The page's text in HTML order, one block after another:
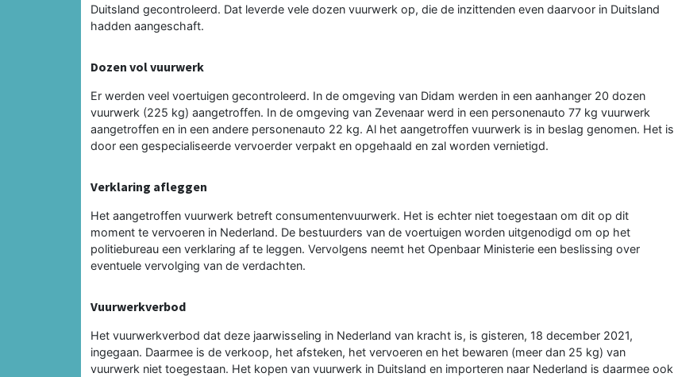
Duitsland gecontroleerd. Dat leverde vele dozen vuurwerk op, die de inzittenden even daarvoor in Duitsland
hadden aangeschaft.
Dozen vol vuurwerk
Er werden veel voertuigen gecontroleerd. In de omgeving van Didam werden in een aanhanger 20 dozen
vuurwerk (225 kg) aangetroffen. In de omgeving van Zevenaar werd in een personenauto 77 kg vuurwerk
aangetroffen en in een andere personenauto 22 kg. Al het aangetroffen vuurwerk is in beslag genomen. Het is
door een gespecialiseerde vervoerder verpakt en opgehaald en zal worden vernietigd.
Verklaring afleggen
Het aangetroffen vuurwerk betreft consumentenvuurwerk. Het is echter niet toegestaan om dit op dit
moment te vervoeren in Nederland. De bestuurders van de voertuigen worden uitgenodigd om op het
politiebureau een verklaring af te leggen. Vervolgens neemt het Openbaar Ministerie een beslissing over
eventuele vervolging van de verdachten.
Vuurwerkverbod
Het vuurwerkverbod dat deze jaarwisseling in Nederland van kracht is, is gisteren, 18 december 2021,
ingegaan. Daarmee is de verkoop, het afsteken, het vervoeren en het bewaren (meer dan 25 kg) van
vuurwerk niet toegestaan. Het kopen van vuurwerk in Duitsland en importeren naar Nederland is daarmee ook